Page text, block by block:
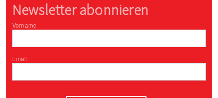
Newsletter abonnieren
Vorname
Email